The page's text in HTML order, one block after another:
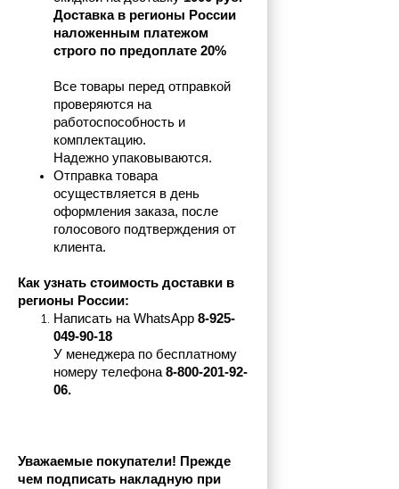
Доставка в регионы России
наложенным платежом
строго по предоплате 20%
Все товары перед отправкой
проверяются на
работоспособность и
комплектацию.
Надежно упаковываются.
Отправка товара
осуществляется в день
оформления заказа, после
голосового подтверждения от
клиента.
Как узнать стоимость доставки в
регионы России:
Написать на WhatsApp 8-925-
049-90-18
У менеджера по бесплатному
номеру телефона 8-800-201-92-
06.
Уважаемые покупатели! Прежде
чем подписать накладную при